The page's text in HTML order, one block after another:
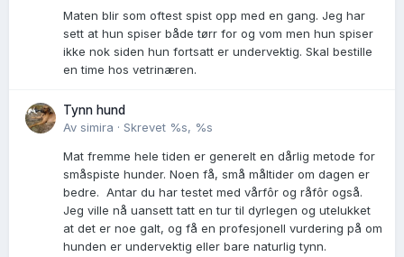
Maten blir som oftest spist opp med en gang. Jeg har
sett at hun spiser både tørr for og vom men hun spiser
ikke nok siden hun fortsatt er undervektig. Skal bestille
en time hos vetrinæren.
Tynn hund
Av simira · Skrevet %s, %s
Mat fremme hele tiden er generelt en dårlig metode for
småspiste hunder. Noen få, små måltider om dagen er
bedre. Antar du har testet med vårfôr og råfôr også.
Jeg ville nå uansett tatt en tur til dyrlegen og utelukket
at det er noe galt, og få en profesjonell vurdering på om
hunden er undervektig eller bare naturlig tynn.